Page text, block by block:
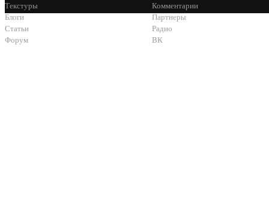
Текстуры
Блоги
Статьи
Форум
Комментарии
Партнеры
Радио
ВК